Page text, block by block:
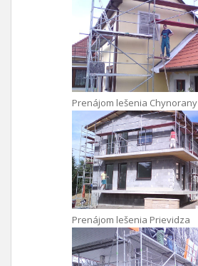
Prenájom lešenia Chynorany
Prenájom lešenia Prievidza